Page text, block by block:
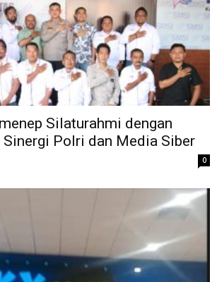
Silaturahmi dengan
Sinergi Polri dan Media Siber
0